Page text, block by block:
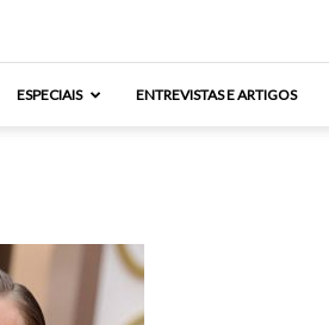
ESPECIAIS ENTREVISTAS E ARTIGOS